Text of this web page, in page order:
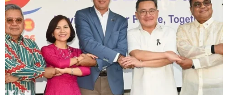
Liên hợp quốc kêu gọi chấm dứt tấn
công dân thường trong xung đột
Nga-Ukraine
07/08/2026 04:29